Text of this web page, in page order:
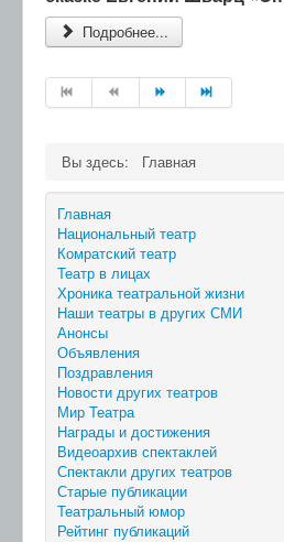
Подробнее...
Вы здесь: Главная
Главная
Национальный театр
Комратский театр
Театр в лицах
Хроника театральной жизни
Наши театры в других СМИ
Анонсы
Объявления
Поздравления
Новости других театров
Мир Театра
Награды и достижения
Видеоархив спектаклей
Спектакли других театров
Старые публикации
Театральный юмор
Рейтинг публикаций